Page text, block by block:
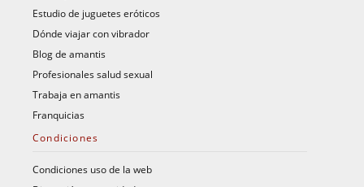
Estudio de juguetes eróticos
Dónde viajar con vibrador
Blog de amantis
Profesionales salud sexual
Trabaja en amantis
Franquicias
Condiciones
Condiciones uso de la web